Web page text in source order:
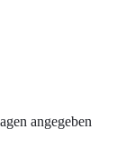
angegeben